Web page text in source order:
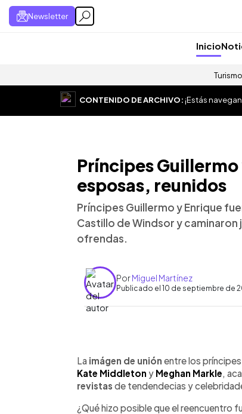
Newsletter
Inicio
Turismo
CONTENIDO DE ARCHIVO:¡Estás
Príncipes
esposas, reunidos
Príncipes Guillermo y Enrique
Castillo de Windsor y
ofrendas.
PorMiguel Martínez
Publicado el 10 de septiembre de
Escuchar artículo
La imágen de unión entre los
Kate Middleton y Meghan Markle,
revistas de tendendecias y
¿Qué hizo posible que el reencuentro